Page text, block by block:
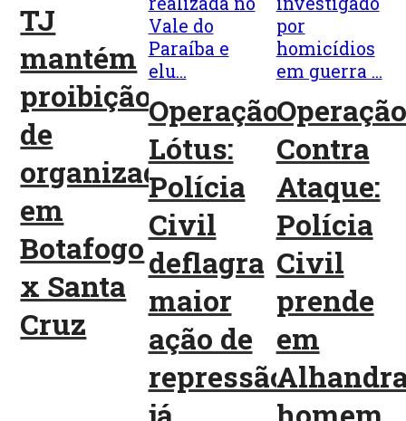
TJ
mantém
proibição
de
organizadas
em
Botafogo
x Santa
Cruz
Operação
Lótus:
Polícia
Civil
deflagra
maior
ação de
repressão
Operação
Contra
Ataque:
Polícia
Civil
prende
em